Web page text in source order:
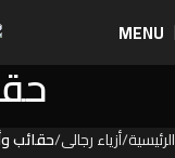
MENU
الرئيسية أزياء رجالى حقائب